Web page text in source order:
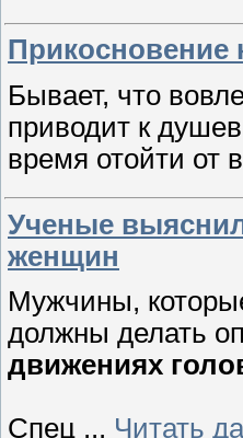
Прикосновение
Бывает, что
приводит к
время отойти от
Ученые
женщин
Мужчины,
должны делать
движениях
Спец ... Читать